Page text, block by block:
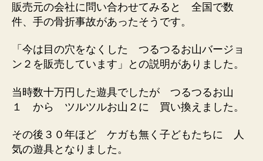
販売元の会社に問い合わせてみると 全国で数
件、手の骨折事故があったそうです。
「今は目の穴をなくした つるつるお山バージョ
ン２を販売しています」との説明がありました。
当時数十万円した遊具でしたが つるつるお山
１ から ツルツルお山２に 買い換えました。
その後３０年ほど ケガも無く子どもたちに 人
気の遊具となりました。